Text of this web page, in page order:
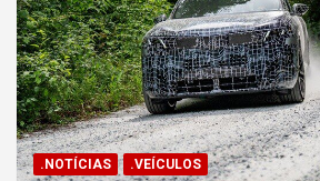
.NOTÍCIAS .VEÍCULOS